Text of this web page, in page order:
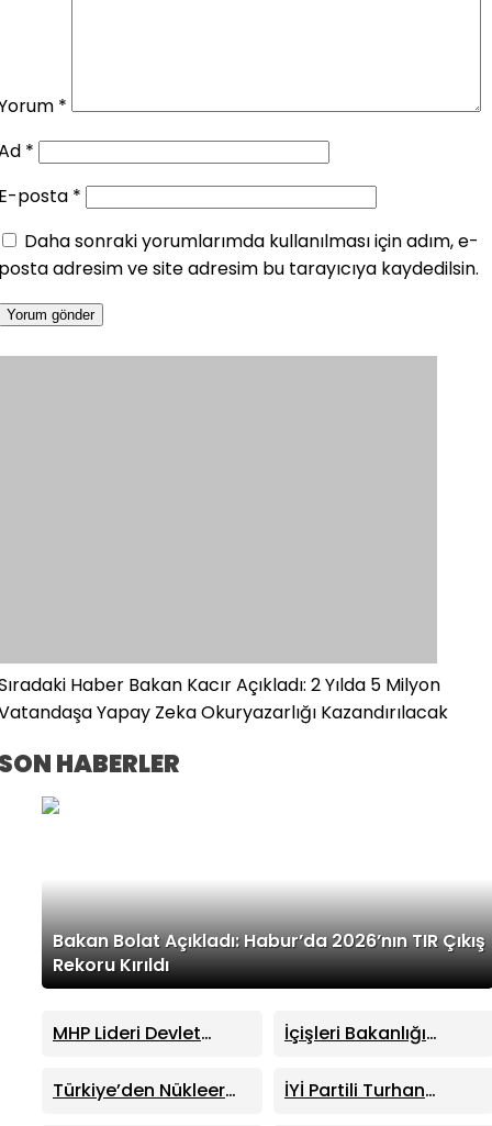
*
*
posta *
Daha sonraki yorumlarımda kullanılması için adım, e-
adresim ve site adresim bu tarayıcıya kaydedilsin.
Haber Bakan Kacır Açıkladı: 2 Yılda 5 Milyon
Yapay Zeka Okuryazarlığı Kazandırılacak
HABERLER
Bakan Bolat Açıkladı: Habur’da 2026’nın TIR Çıkış
Rekoru Kırıldı
MHP Lideri Devlet
Komisyonu Üyelerini
Makamında Kabul Etti
İçişleri Bakanlığı
Belediye Başkanı İlkay
Çiçek Görevden
Türkiye’den Nükleer
İYİ Partili Turhan